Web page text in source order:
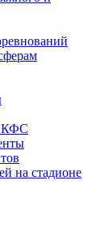
КФС
на стадионе